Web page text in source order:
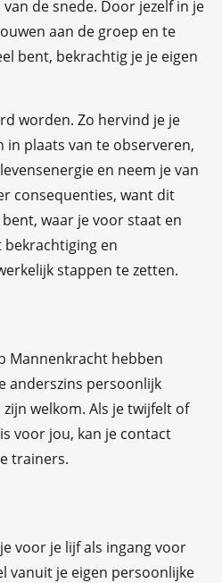
de snede. Door jezelf in je
aan de groep en te
bent, bekrachtig je je eigen
worden. Zo hervind je je
in plaats van te observeren,
en neem je van
consequenties, want dit
waar je voor staat en
bekrachtiging en
stappen te zetten.
Mannenkracht hebben
anderszins persoonlijk
welkom. Als je twijfelt of
voor jou, kan je contact
trainers.
voor je lijf als ingang voor
vanuit je eigen persoonlijke